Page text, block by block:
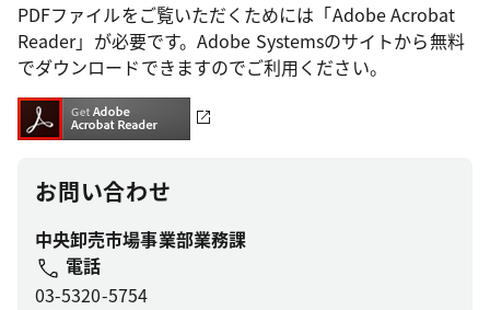
PDFファイルをご覧いただくためには「Adobe Acrobat
Reader」が必要です。Adobe Systemsのサイトから無料
でダウンロードできますのでご利用ください。
お問い合わせ
中央卸売市場事業部業務課
電話
03-5320-5754